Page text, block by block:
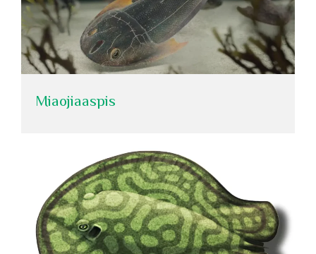
Miaojiaaspis